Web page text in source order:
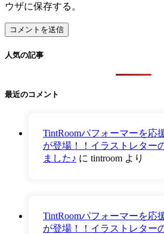
ウザに保存する。
人気の記事
最近のコメント
TintRoomパフォーマーを応
が登場！！イラストレター
ました♪ に tintroom より
TintRoomパフォーマーを応
が登場！！イラストレター